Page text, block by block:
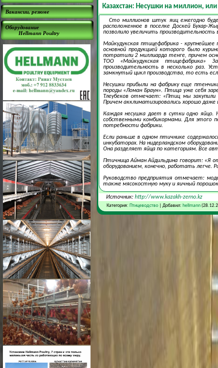
Вакансии, резюме
Оборудование
Hellmann Poultry
Казахстан: Несушки на миллион,
Сто миллионов штук яиц ежегодно
расположенное в поселке Доскей Бухар-
позволило увеличить производительность
Майкудукская птицефабрика -
основной продукцией которого было
потратили 2 миллиарда тенге, причем
ТОО «Майкудукская птицефабрика»
производительность в несколько раз.
замкнутый цикл производства, то есть
Несушки прибыли на фабрику еще
породы «Ломан Браун». Птица уже себя
Тлеубеков отмечает: «Птиц мы
Причем акклиматизировались хорошо
Каждая несушка дает в сутки одно
собственными комбикормами. Для этого
потребности фабрики.
Если раньше в одном птичнике
инкубаторах. На нидерландском
Она разделяет яйца по категориям. Все
Птичница Айман Айдильдина говорит: «Я
оборудованием, конечно, работать легче.
Руководство предприятия отмечает:
также мясокостную муку и яичный
Источник: http://www.kazakh-zerno.kz
Категория: Птицеводство| Добавил: hellmann